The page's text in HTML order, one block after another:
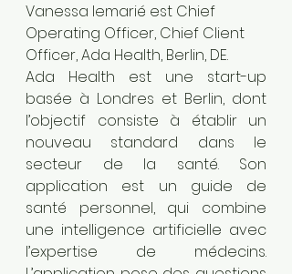
Vanessa lemarié est Chief
Operating Officer, Chief Client
Officer, Ada Health, Berlin, DE.
Ada Health est une start-up
basée à Londres et Berlin, dont
l’objectif consiste à établir un
nouveau standard dans le
secteur de la santé. Son
application est un guide de
santé personnel, qui combine
une intelligence artificielle avec
l’expertise de médecins.